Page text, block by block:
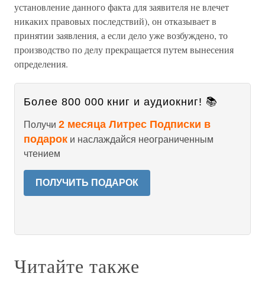
установление данного факта для заявителя не влечет
никаких правовых последствий), он отказывает в
принятии заявления, а если дело уже возбуждено, то
производство по делу прекращается путем вынесения
определения.
Более 800 000 книг и аудиокниг! 📚
Получи 2 месяца Литрес Подписки в
подарок и наслаждайся неограниченным
чтением
ПОЛУЧИТЬ ПОДАРОК
Читайте также